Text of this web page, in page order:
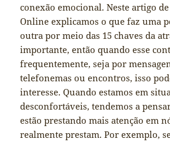
conexão emocional. Neste artigo
Online explicamos o que faz uma
outra por meio das 15 chaves da
importante, então quando esse
frequentemente, seja por
telefonemas ou encontros, isso
interesse. Quando estamos em
desconfortáveis, tendemos a
estão prestando mais atenção em
realmente prestam. Por exemplo,